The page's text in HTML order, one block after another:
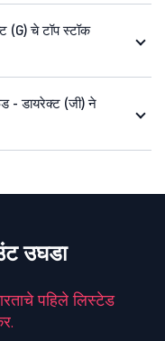
(G) चे टॉप स्टॉक
- डायरेक्ट (जी) ने
उघडा
पहिले लिस्टेड